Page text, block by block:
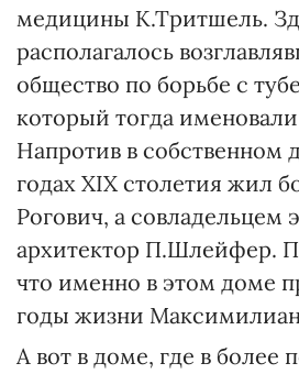
медицины К.Тритшель.
располагалось
общество по борьбе с
который тогда
Напротив в собственном
годах XIX столетия жил
Рогович, а совладельцем
архитектор П.Шлейфер.
что именно в этом доме
годы жизни
А вот в доме, где в более